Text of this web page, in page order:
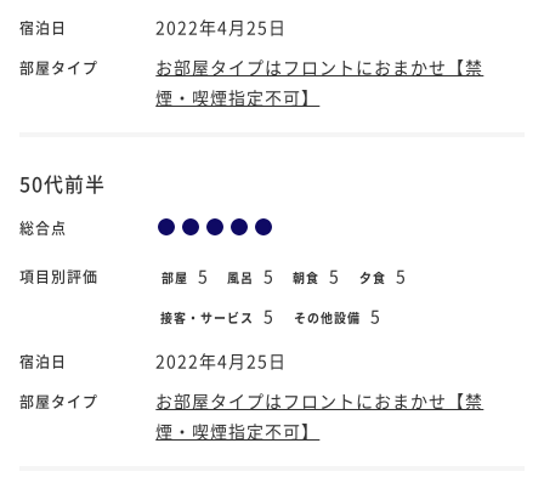
宿泊日 2022年4月25日
部屋タイプ
お部屋タイプはフロントにおまかせ【禁
煙・喫煙指定不可】
50代前半
総合点
項目別評価 部屋 5 風呂 5 朝食 5 夕食 5
接客・サービス 5 その他設備 5
宿泊日 2022年4月25日
部屋タイプ
お部屋タイプはフロントにおまかせ【禁
煙・喫煙指定不可】